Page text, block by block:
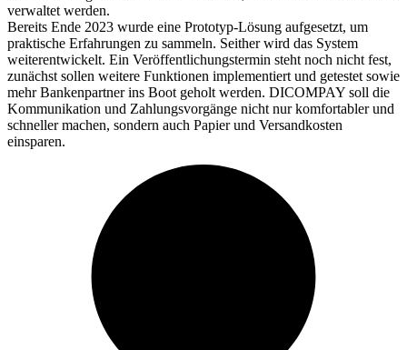
verwaltet werden.
Bereits Ende 2023 wurde eine Prototyp-Lösung aufgesetzt, um
praktische Erfahrungen zu sammeln. Seither wird das System
weiterentwickelt. Ein Veröffentlichungstermin steht noch nicht fest,
zunächst sollen weitere Funktionen implementiert und getestet sowie
mehr Bankenpartner ins Boot geholt werden. DICOMPAY soll die
Kommunikation und Zahlungsvorgänge nicht nur komfortabler und
schneller machen, sondern auch Papier und Versandkosten
einsparen.